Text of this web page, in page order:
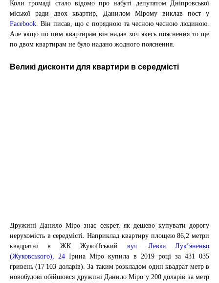
Коли громаді стало відомо про набуті депутатом Дніпровської
міської ради двох квартир, Данилом Мірому виклав пост у
Facebook. Він писав, що є порядною та чесною чесною людиною.
Але якщо по цим квартирам він надав хоч якесь пояснення то ще
по двом квартирам не було надано жодного пояснення.
Великі дисконти для квартири в середмісті
Дружині Данило Міро знає секрет, як дешево купувати дорогу
нерухомість в середмісті. Наприклад квартиру площею 86,2 метри
квадратні в ЖК Жукоffський вул. Левка Лук’яненко
(Жуковського), 24 Ірина Міро купила в 2019 році за 431 035
гривень (17 103 доларів). За таким розкладом один квадрат метр в
новобудові обійшовся дружині Данило Міро у 200 доларів за метр